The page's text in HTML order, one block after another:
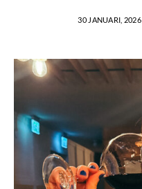
30 JANUARI, 2026